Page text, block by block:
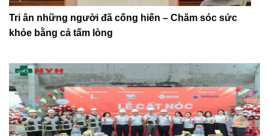
Tri ân những người đã cống hiến – Chăm sóc sức
khỏe bằng cả tấm lòng